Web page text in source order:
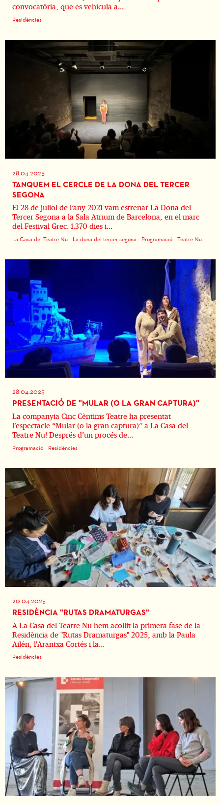
convocatòria, que es vehicula a...
Residències
28.04.2025
TANQUEM EL CERCLE DE LA DONA DEL TERCER
SEGONA
El 28 de juliol de l’any 2021 vam estrenar La Dona del
Tercer Segona a la Sala Atrium de Barcelona, en el marc
del Festival Grec. 1.370 dies i...
La Casa del Teatre Nu La dona del tercer segona Programació Teatre Nu
28.04.2025
PRESENTACIÓ DE "MULAR (O LA GRAN CAPTURA)"
La companyia Cinc Cèntims Teatre ha presentat
l’espectacle “Mular (o la gran captura)” a La Casa del
Teatre Nu! Després d’un procés de...
Programació Residències
20.04.2025
RESIDÈNCIA "RUTAS DRAMATURGAS"
A La Casa del Teatre Nu hem acollit la primera fase de la
Residència de "Rutas Dramaturgas" 2025, amb la Paula
Ailén, l'Arantxa Cortés i la...
Residències